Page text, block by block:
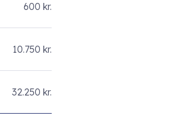
600 kr.
10.750 kr.
32.250 kr.